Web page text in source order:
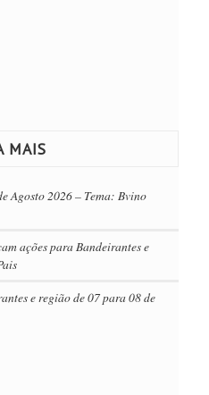
MAIS
Agosto 2026 – Tema: Bvino
ações para Bandeirantes e
e região de 07 para 08 de